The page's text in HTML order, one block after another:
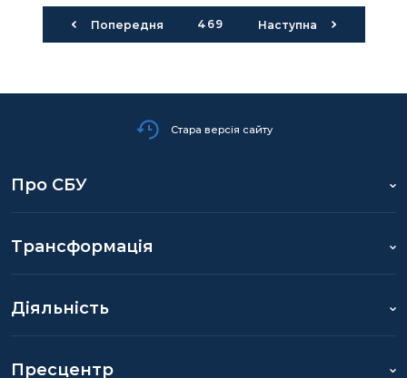
Попередня 469 Наступна
Стара версія сайту
Про СБУ
Трансформація
Діяльність
Пресцентр